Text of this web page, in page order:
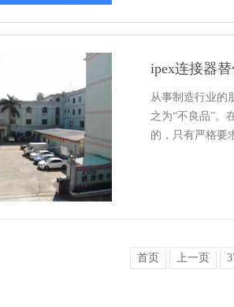
ipex连接器
从事制造行业的
之为“不良品”。
的，只有严格要
首页 上一页